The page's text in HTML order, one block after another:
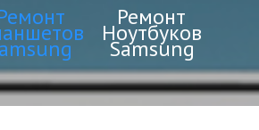
Ремонт
Ноутбуков
Samsung